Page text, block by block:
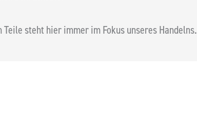
steht hier immer im Fokus unseres Handelns.